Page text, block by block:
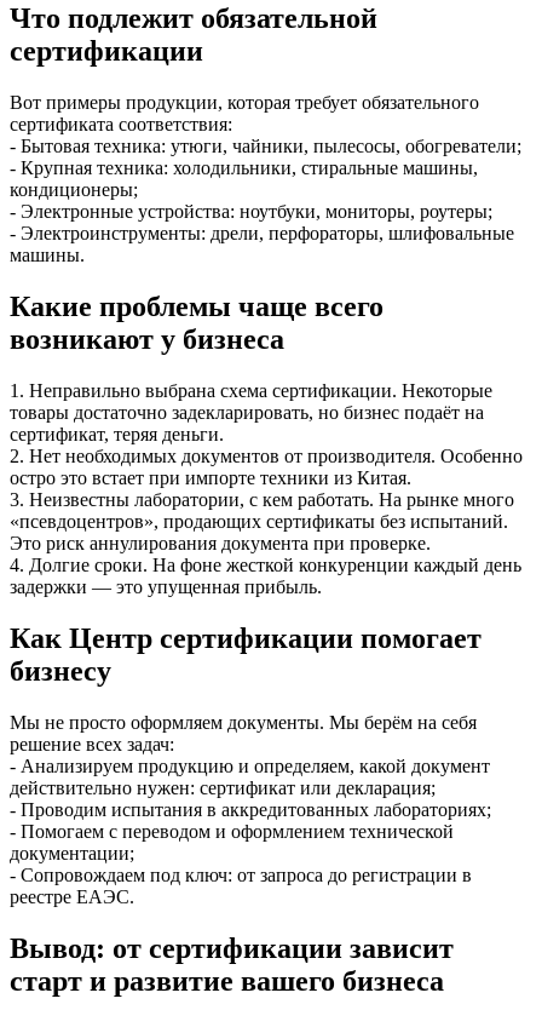
Что подлежит обязательной
сертификации
Вот примеры продукции, которая требует обязательного
сертификата соответствия:
- Бытовая техника: утюги, чайники, пылесосы, обогреватели;
- Крупная техника: холодильники, стиральные машины,
кондиционеры;
- Электронные устройства: ноутбуки, мониторы, роутеры;
- Электроинструменты: дрели, перфораторы, шлифовальные
машины.
Какие проблемы чаще всего
возникают у бизнеса
1. Неправильно выбрана схема сертификации. Некоторые
товары достаточно задекларировать, но бизнес подаёт на
сертификат, теряя деньги.
2. Нет необходимых документов от производителя. Особенно
остро это встает при импорте техники из Китая.
3. Неизвестны лаборатории, с кем работать. На рынке много
«псевдоцентров», продающих сертификаты без испытаний.
Это риск аннулирования документа при проверке.
4. Долгие сроки. На фоне жесткой конкуренции каждый день
задержки — это упущенная прибыль.
Как Центр сертификации помогает
бизнесу
Мы не просто оформляем документы. Мы берём на себя
решение всех задач:
- Анализируем продукцию и определяем, какой документ
действительно нужен: сертификат или декларация;
- Проводим испытания в аккредитованных лабораториях;
- Помогаем с переводом и оформлением технической
документации;
- Сопровождаем под ключ: от запроса до регистрации в
реестре ЕАЭС.
Вывод: от сертификации зависит
старт и развитие вашего бизнеса